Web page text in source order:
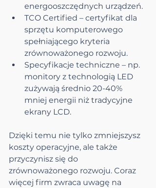
energooszczędnych urządzeń.
TCO Certified – certyfikat dla
sprzętu komputerowego
spełniającego kryteria
zrównoważonego rozwoju.
Specyfikacje techniczne – np.
monitory z technologią LED
zużywają średnio 20-40%
mniej energii niż tradycyjne
ekrany LCD.
Dzięki temu nie tylko zmniejszysz
koszty operacyjne, ale także
przyczynisz się do
zrównoważonego rozwoju. Coraz
więcej firm zwraca uwagę na